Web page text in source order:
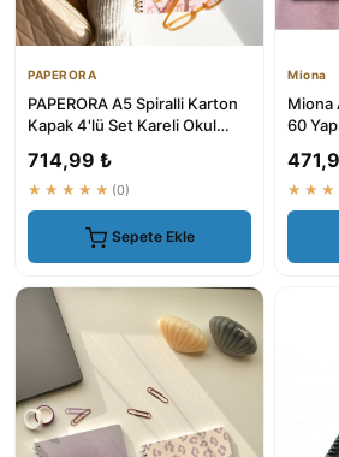
PAPERORA
PAPERORA A5 Spiralli Karton
Kapak 4'lü Set Kareli Okul
714,99 ₺
★★★★★ (0)
Sepete Ekle
Miona
Miona
60